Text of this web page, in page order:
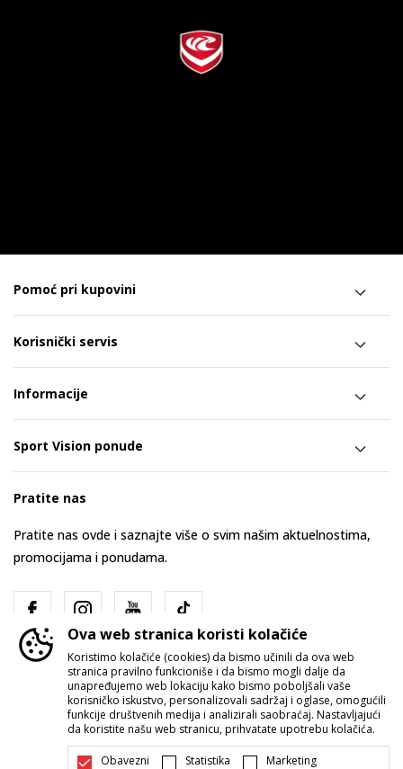
Pomoć pri kupovini
Korisnički servis
Informacije
Sport Vision ponude
Pratite nas
Pratite nas ovde i saznajte više o svim našim aktuelnostima,
promocijama i ponudama.
Srbija Promenite
Ova web stranica koristi kolačiće
Koristimo kolačiće (cookies) da bismo učinili da ova web
stranica pravilno funkcioniše i da bismo mogli dalje da
unapređujemo web lokaciju kako bismo poboljšali vaše
korisničko iskustvo, personalizovali sadržaj i oglase, omogućili
funkcije društvenih medija i analizirali saobraćaj. Nastavljajući
da koristite našu web stranicu, prihvatate upotrebu kolačića.
Obavezni Statistika Marketing